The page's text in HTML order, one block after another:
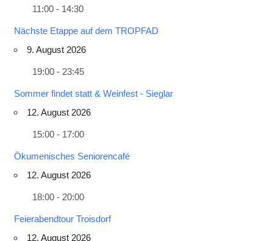
11:00 - 14:30
Nächste Etappe auf dem TROPFAD
9. August 2026
19:00 - 23:45
Sommer findet statt & Weinfest - Sieglar
12. August 2026
15:00 - 17:00
Ökumenisches Seniorencafé
12. August 2026
18:00 - 20:00
Feierabendtour Troisdorf
12. August 2026